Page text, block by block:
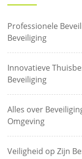
Professionele
Beveiliging
Innovatieve
Beveiliging
Alles over
Omgeving
Veiligheid op Zijn